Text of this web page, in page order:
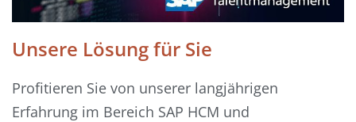
Unsere Lösung für Sie
Profitieren Sie von unserer langjährigen
Erfahrung im Bereich SAP HCM und